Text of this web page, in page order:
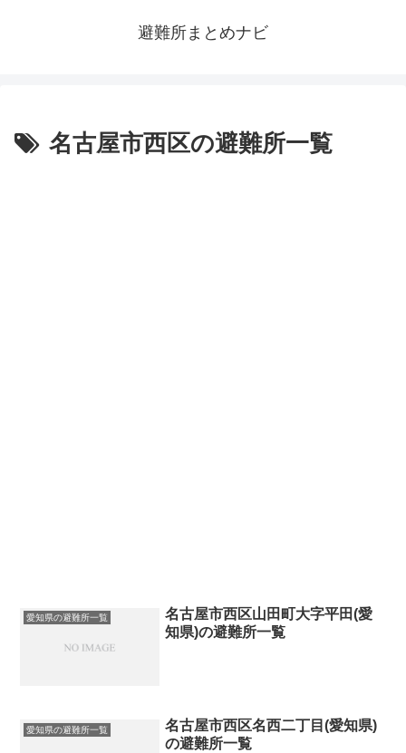
避難所まとめナビ
名古屋市西区の避難所一覧
愛知県の避難所一覧
名古屋市西区山田町大字平田(愛
知県)の避難所一覧
愛知県の避難所一覧
名古屋市西区名西二丁目(愛知県)
の避難所一覧